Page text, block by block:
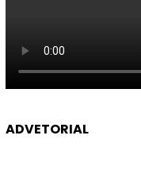
ADVETORIAL